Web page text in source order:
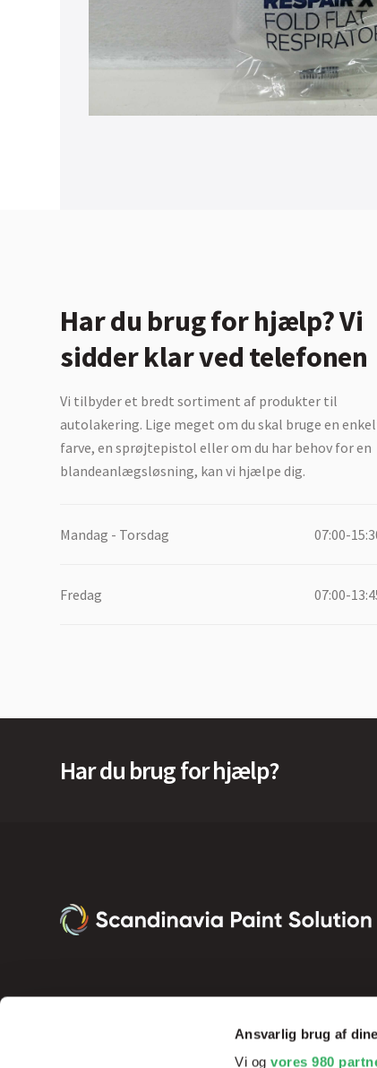
Ansvarlig brug af
Vi ogvores 980
Har du brug for hjælp? Vi
sidder klar ved telefonen
Vi tilbyder et bredt sortiment af produkter til
autolakering. Lige meget om du skal bruge en
farve, en sprøjtepistol eller om du har behov for en
blandeanlægsløsning, kan vi hjælpe dig.
Mandag - Torsdag 07:00-
Fredag 07:00-
Har du brug for hjælp?